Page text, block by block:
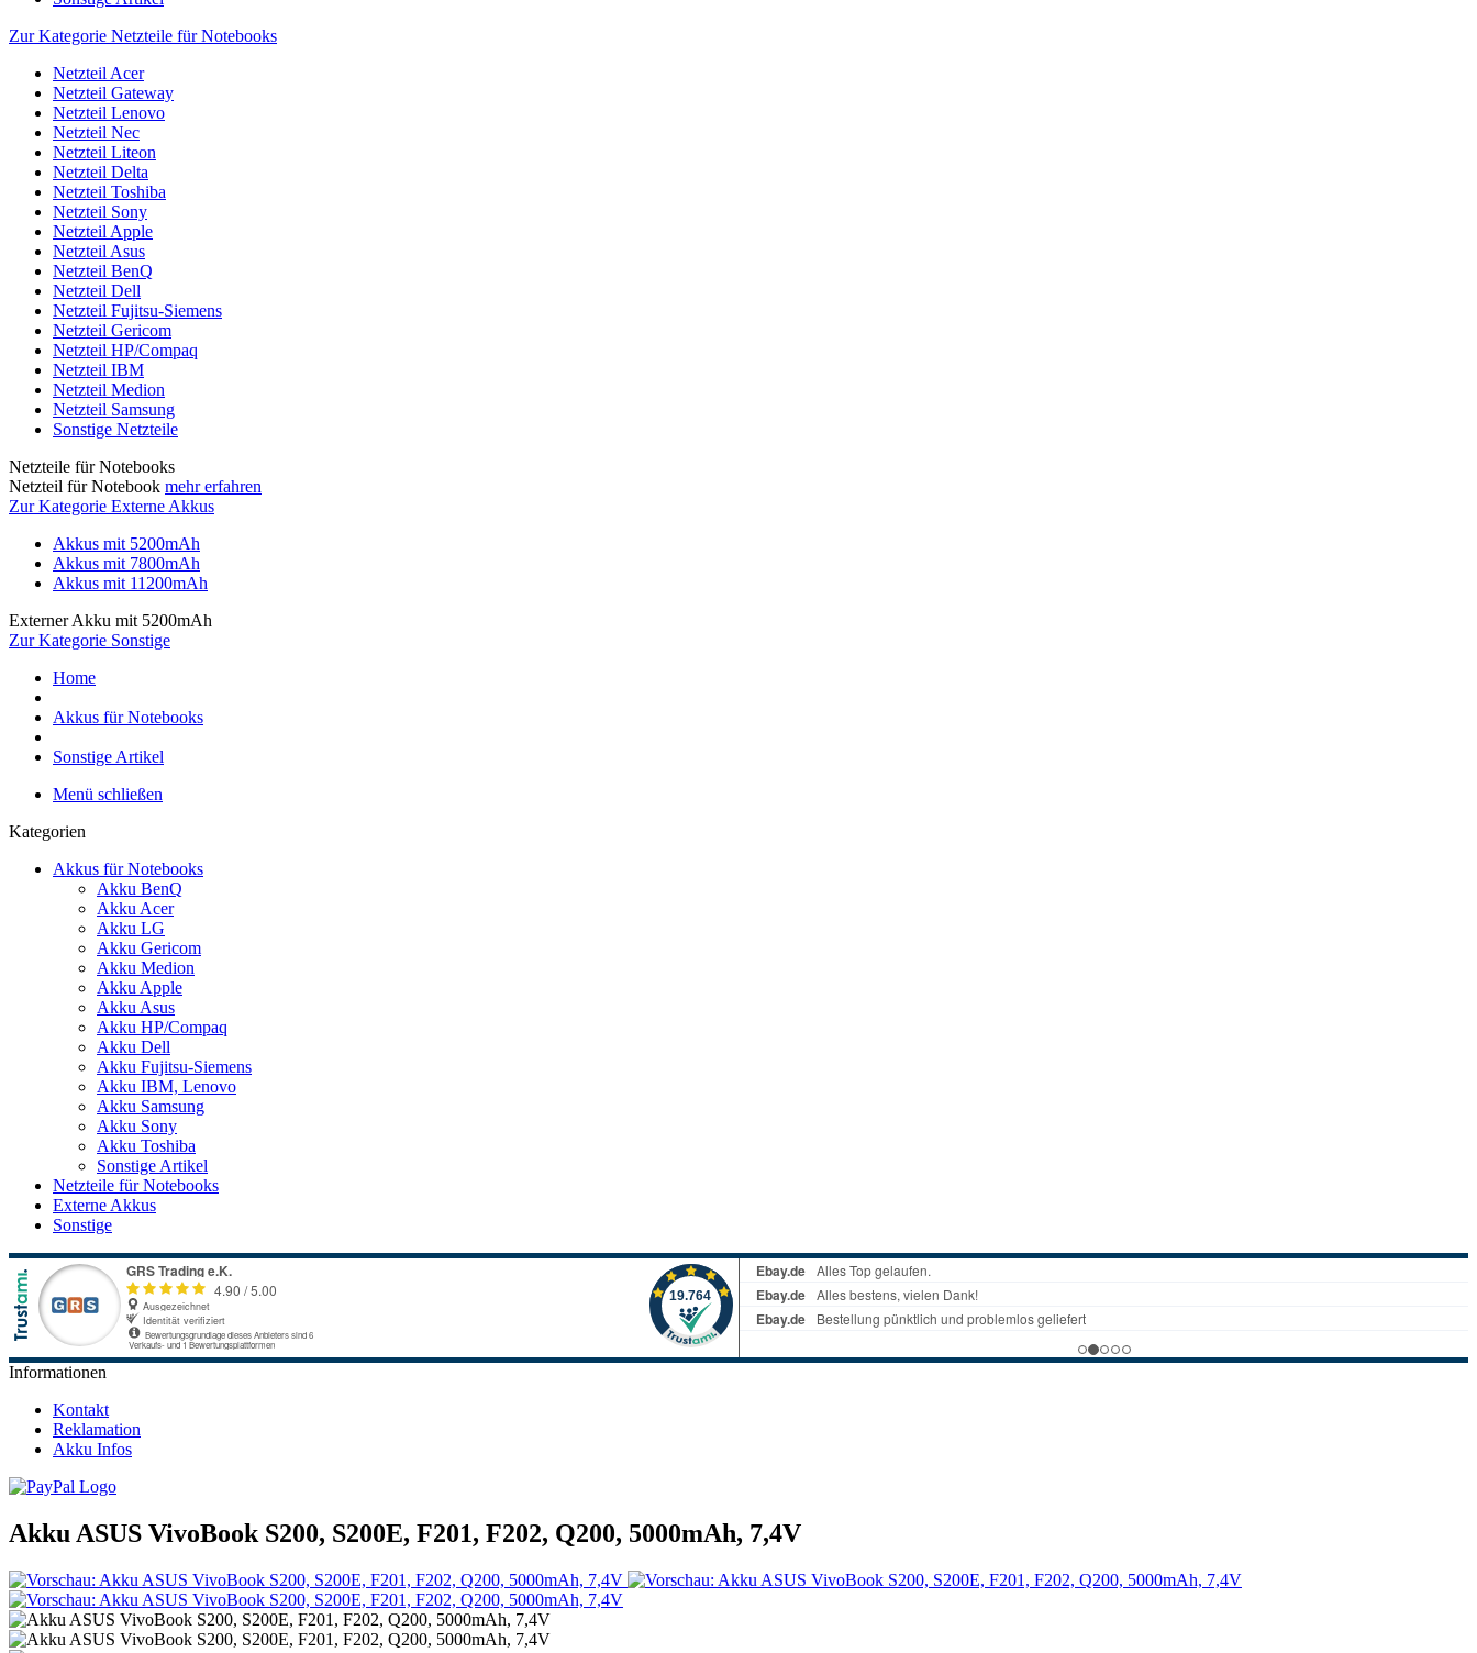
Zur Kategorie Netzteile für Notebooks
Netzteil Acer
Netzteil Gateway
Netzteil Lenovo
Netzteil Nec
Netzteil Liteon
Netzteil Delta
Netzteil Toshiba
Netzteil Sony
Netzteil Apple
Netzteil Asus
Netzteil BenQ
Netzteil Dell
Netzteil Fujitsu-Siemens
Netzteil Gericom
Netzteil HP/Compaq
Netzteil IBM
Netzteil Medion
Netzteil Samsung
Sonstige Netzteile
Netzteile für Notebooks
Netzteil für Notebook mehr erfahren
Zur Kategorie Externe Akkus
Akkus mit 5200mAh
Akkus mit 7800mAh
Akkus mit 11200mAh
Externer Akku mit 5200mAh
Zur Kategorie Sonstige
Home
Akkus für Notebooks
Sonstige Artikel
Menü schließen
Kategorien
Akkus für Notebooks
Akku BenQ
Akku Acer
Akku LG
Akku Gericom
Akku Medion
Akku Apple
Akku Asus
Akku HP/Compaq
Akku Dell
Akku Fujitsu-Siemens
Akku IBM, Lenovo
Akku Samsung
Akku Sony
Akku Toshiba
Sonstige Artikel
Netzteile für Notebooks
Externe Akkus
Sonstige
Informationen
Kontakt
Reklamation
Akku Infos
Akku ASUS VivoBook S200, S200E, F201, F202, Q200, 5000mAh, 7,4V